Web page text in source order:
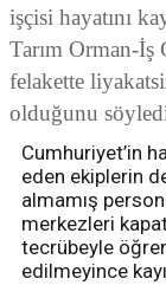
işçisi hayatını
Tarım Orman-İş
felakette
olduğunu
Cumhuriyet’in
eden ekiplerin
almamış
merkezleri
tecrübeyle
edilmeyince